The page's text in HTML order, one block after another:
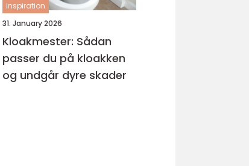
inspiration
31. January 2026
Kloakmester: Sådan
passer du på kloakken
og undgår dyre skader